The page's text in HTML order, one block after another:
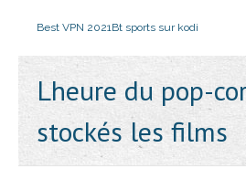
Best VPN 2021Bt sports sur kodi
Lheure du pop-
stockés les films